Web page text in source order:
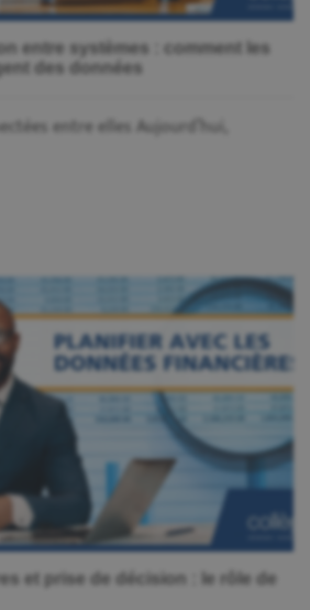
entre systèmes : comment les
des données
entre elles Aujourd’hui,
et prise de décision : le rôle de